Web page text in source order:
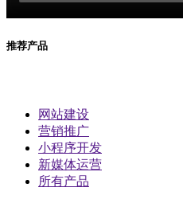
推荐产品
网站建设
营销推广
小程序开发
新媒体运营
所有产品